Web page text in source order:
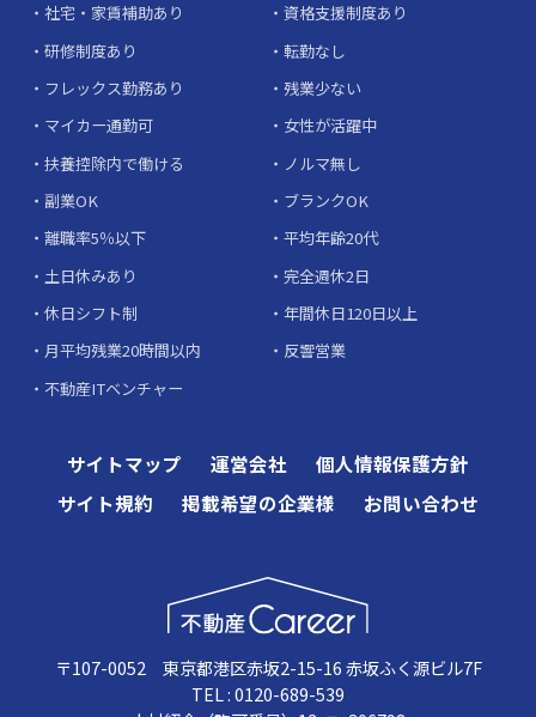
社宅・家賃補助あり
資格支援制度あり
研修制度あり
転勤なし
フレックス勤務あり
残業少ない
マイカー通勤可
女性が活躍中
扶養控除内で働ける
ノルマ無し
副業OK
ブランクOK
離職率5％以下
平均年齢20代
土日休みあり
完全週休2日
休日シフト制
年間休日120日以上
月平均残業20時間以内
反響営業
不動産ITベンチャー
サイトマップ 運営会社
個人情報保護方針
サイト規約
掲載希望の企業様 お問い合わせ
〒107-0052 東京都港区赤坂2-15-16 赤坂ふく源ビル7F
TEL : 0120-689-539